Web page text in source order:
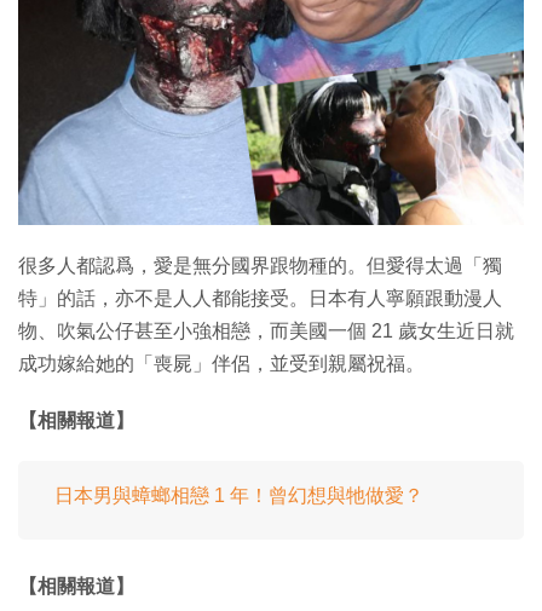
很多人都認爲，愛是無分國界跟物種的。但愛得太過「獨
特」的話，亦不是人人都能接受。日本有人寧願跟動漫人
物、吹氣公仔甚至小強相戀，而美國一個 21 歲女生近日就
成功嫁給她的「喪屍」伴侶，並受到親屬祝福。
【相關報道】
日本男與蟑螂相戀 1 年！曾幻想與牠做愛？
【相關報道】